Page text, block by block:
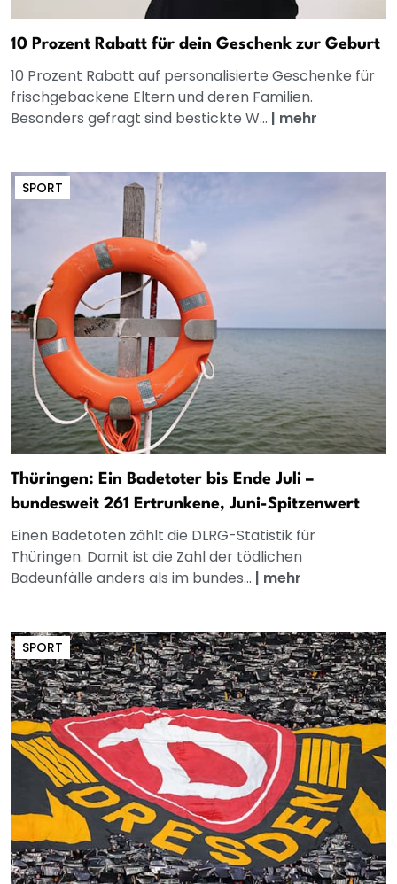
10 Prozent Rabatt für dein Geschenk zur Geburt
10 Prozent Rabatt auf personalisierte Geschenke für
frischgebackene Eltern und deren Familien.
Besonders gefragt sind bestickte W... | mehr
SPORT
Thüringen: Ein Badetoter bis Ende Juli –
bundesweit 261 Ertrunkene, Juni-Spitzenwert
Einen Badetoten zählt die DLRG-Statistik für
Thüringen. Damit ist die Zahl der tödlichen
Badeunfälle anders als im bundes... | mehr
SPORT